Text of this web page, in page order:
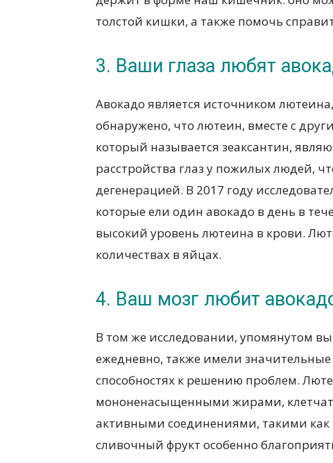
толстой кишки, а также помочь
3. Ваши глаза любят
Авокадо является источником
обнаружено, что лютеин, вместе с
который называется зеаксантин,
расстройства глаз у пожилых людей,
дегенерацией. В 2017 году
которые ели один авокадо в день в
высокий уровень лютеина в крови.
количествах в яйцах.
4. Ваш мозг любит
В том же исследовании, упомянутом
ежедневно, также имели
способностях к решению проблем.
мононенасыщенными жирами,
активными соединениями, такими
сливочный фрукт особенно